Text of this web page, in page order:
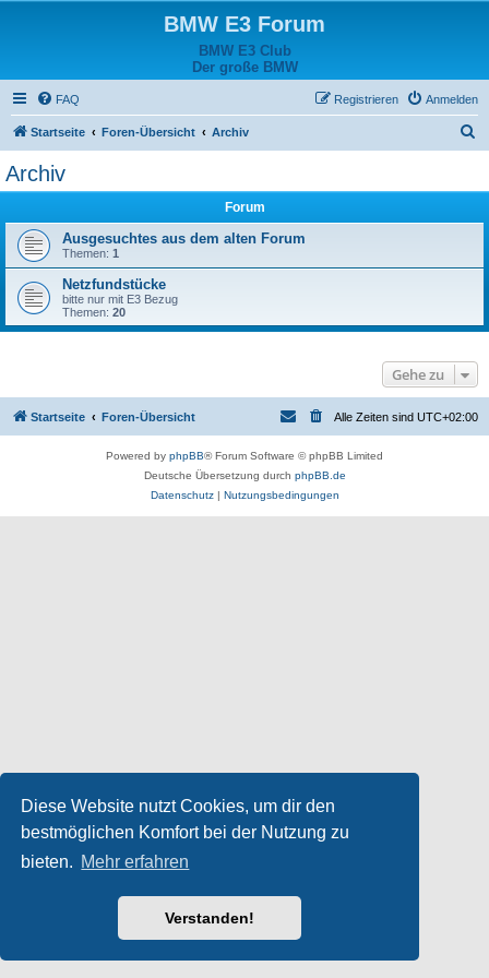
Diese Website nutzt Cookies, um dir den
bestmöglichen Komfort bei der Nutzung zu
bieten. Mehr erfahren
Verstanden!
BMW E3 Forum
BMW E3 Club
Der große BMW
FAQ Anmelden
Registrieren
Startseite Foren-Übersicht Archiv
Archiv
Forum
Ausgesuchtes aus dem alten Forum
Themen: 1
Netzfundstücke
bitte nur mit E3 Bezug
Themen: 20
Gehe zu
Startseite Foren-Übersicht Alle Zeiten sind UTC+02:00
Powered by phpBB® Forum Software © phpBB Limited
Deutsche Übersetzung durch phpBB.de
Datenschutz| Nutzungsbedingungen